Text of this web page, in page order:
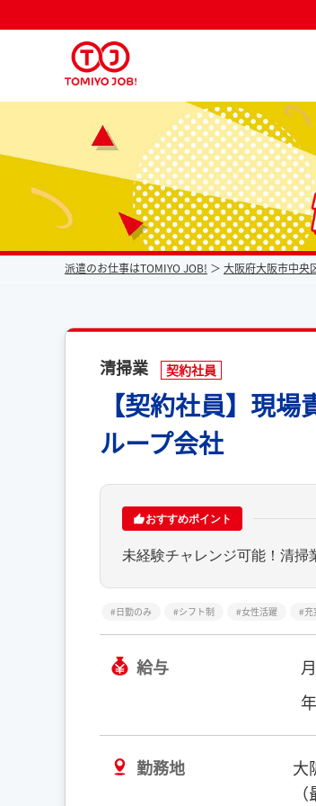
派遣なら毎月時給が上がるトミヨジョブ
派遣のお仕事はTOMIYO JOB! 大阪府大阪市中央
清掃業 契約社員
【契約社員】現
ループ会社
おすすめポイント
未経験チャレンジ可能！清掃
日勤のみ シフト制 女性活躍 充
給与
勤務地
大